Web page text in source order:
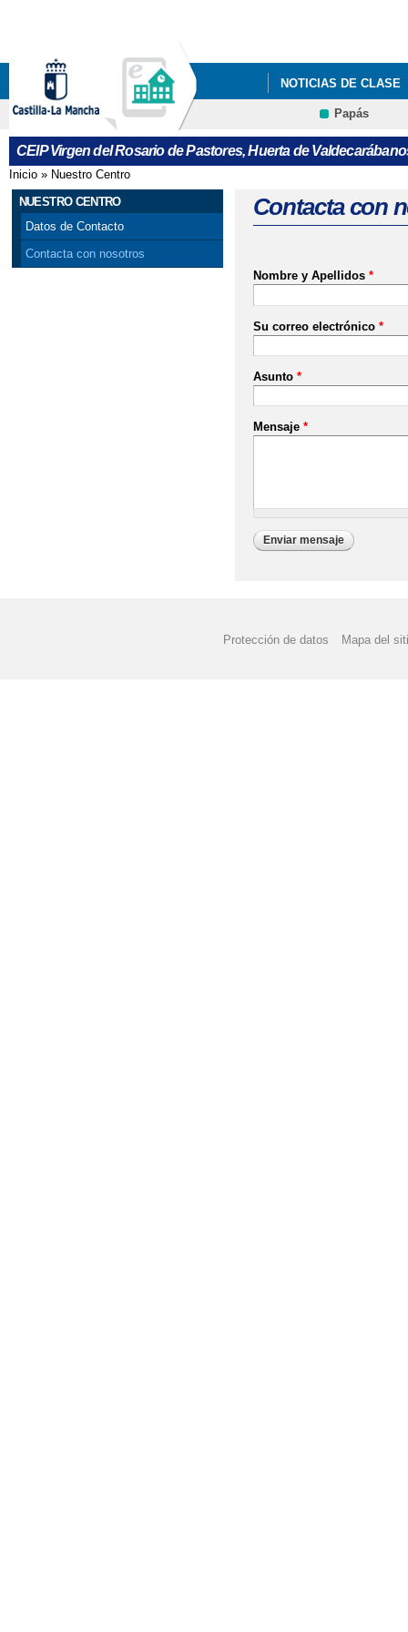
NOTICIAS DE CLASE
INFÓRMATE
Papás
CEIP Virgen del Rosario de Pastores, Huerta de
Se encuentra usted aquí
Inicio » Nuestro Centro
NUESTRO CENTRO
Datos de Contacto
Contacta con nosotros
Contacta con
Nombre y Apellidos *
Su correo electrónico *
Asunto *
Mensaje *
Protección de datos Mapa del